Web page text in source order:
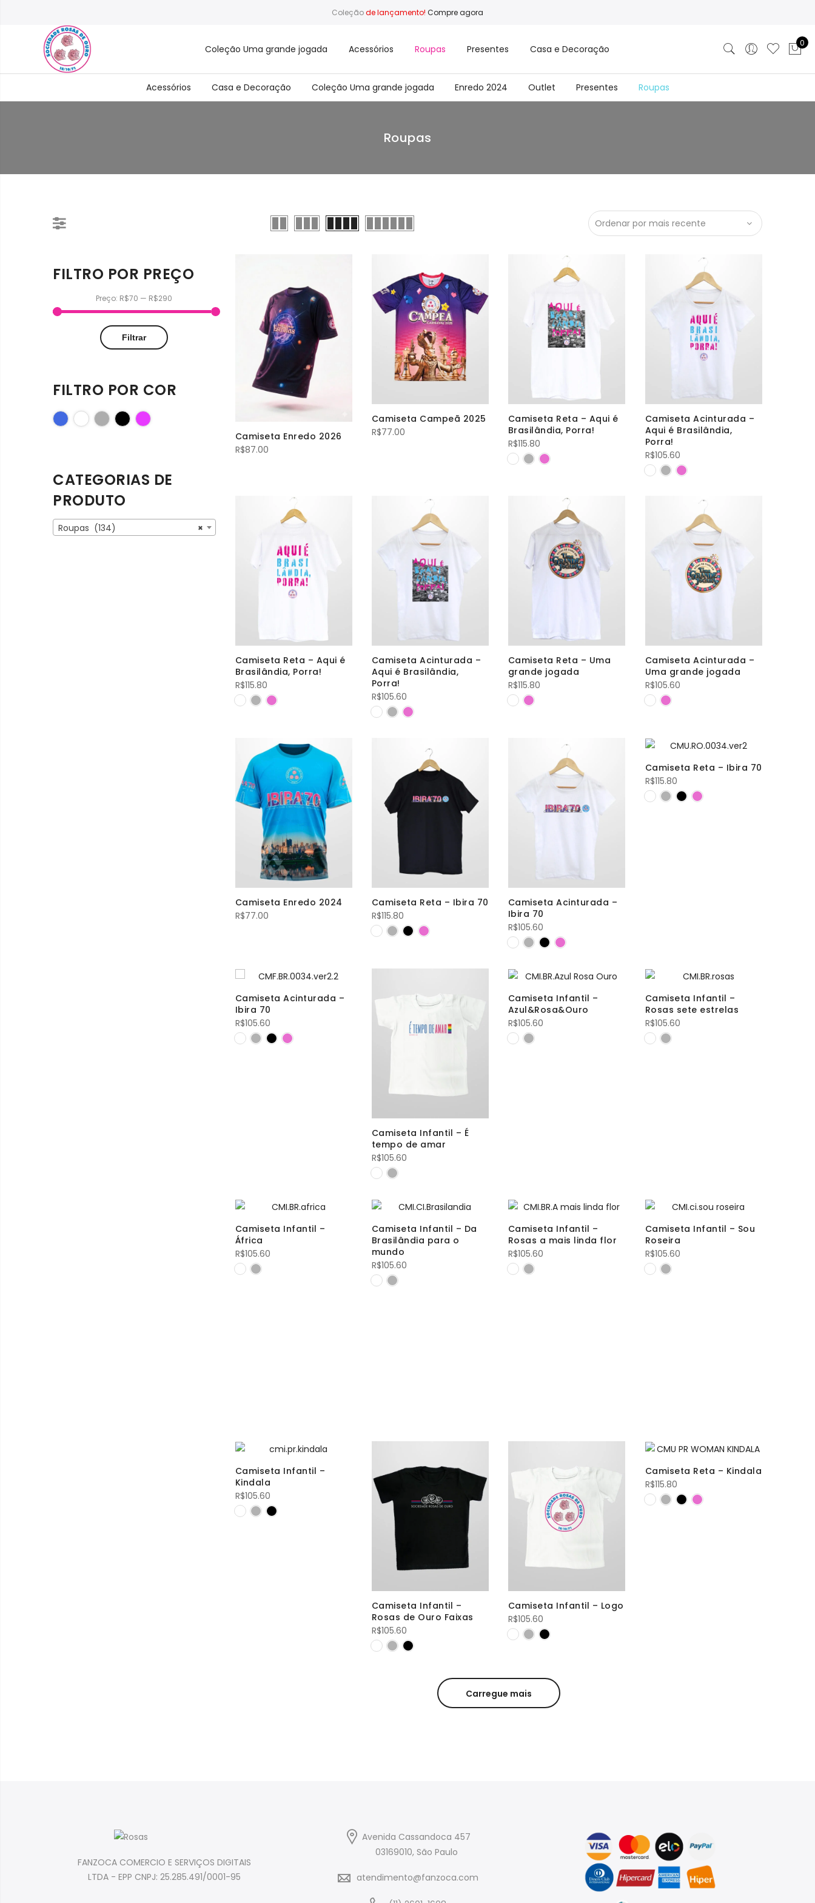
Coleçãode lançamento! Compre agora
Coleção Uma grande jogada Acessórios Roupas Presentes Casa e Decoração
0
Acessórios Casa e Decoração Coleção Uma grande jogada Enredo 2024 Outlet Presentes Roupas
Roupas
Camiseta Enredo 2026
R$87.00
Camiseta Campeã 2025
R$77.00
Camiseta Reta – Aqui é
Brasilândia, Porra!
R$115.80
Camiseta Acinturada –
Aqui é Brasilândia,
Porra!
R$105.60
Camiseta Reta – Aqui é
Brasilândia, Porra!
R$115.80
Camiseta Acinturada –
Aqui é Brasilândia,
Porra!
R$105.60
Camiseta Reta – Uma
grande jogada
R$115.80
Camiseta Acinturada –
Uma grande jogada
R$105.60
Camiseta Enredo 2024
R$77.00
Camiseta Reta – Ibira 70
R$115.80
Camiseta Acinturada –
Ibira 70
R$105.60
Camiseta Reta – Ibira 70
R$115.80
Camiseta Acinturada –
Ibira 70
R$105.60
Camiseta Infantil – É
tempo de amar
R$105.60
Camiseta Infantil –
Azul&Rosa&Ouro
R$105.60
Camiseta Infantil –
Rosas sete estrelas
R$105.60
Camiseta Infantil –
África
R$105.60
Camiseta Infantil – Da
Brasilândia para o
mundo
R$105.60
Camiseta Infantil –
Rosas a mais linda flor
R$105.60
Camiseta Infantil – Sou
Roseira
R$105.60
Camiseta Infantil –
Kindala
R$105.60
Camiseta Infantil –
Rosas de Ouro Faixas
R$105.60
Camiseta Infantil – Logo
R$105.60
Camiseta Reta – Kindala
R$115.80
Carregue mais
FILTRO POR PREÇO
Preço
mínimo
Preço
máximo
Filtrar
Preço: R$70 — R$290
FILTRO POR COR
Azul RoyalBrancoCinzaPreto Rosa
CATEGORIAS DE
PRODUTO
×
Roupas (134)
FANZOCA COMERCIO E SERVIÇOS DIGITAIS
LTDA - EPP CNPJ: 25.285.491/0001-95
Avenida Cassandoca 457
03169010, São Paulo
atendimento@fanzoca.com